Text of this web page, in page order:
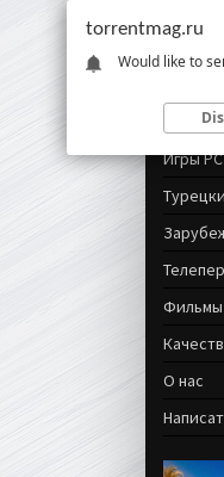
Игры PC
Фильмы
О нас
torrentmag.ru
Would like to